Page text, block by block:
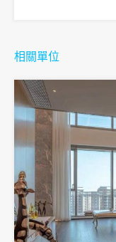
相關單位